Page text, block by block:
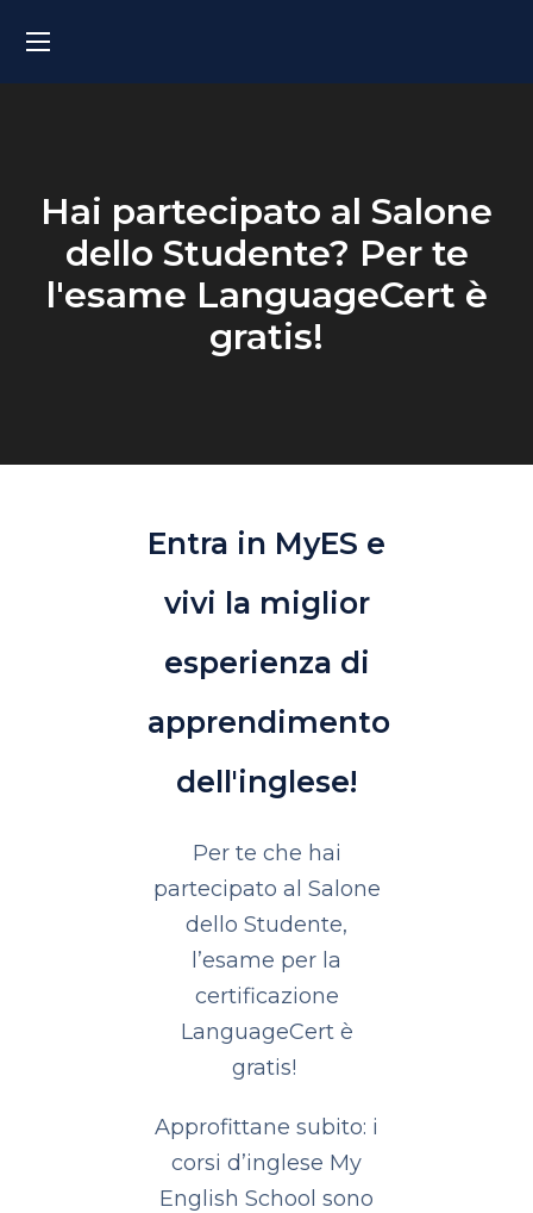
Hai partecipato al Salone
dello Studente? Per te
l'esame LanguageCert è
gratis!
Entra in MyES e
vivi la miglior
esperienza di
apprendimento
dell'inglese!
Per te che hai
partecipato al Salone
dello Studente,
l’esame per la
certificazione
LanguageCert è
gratis!
Approfittane subito: i
corsi d’inglese My
English School sono